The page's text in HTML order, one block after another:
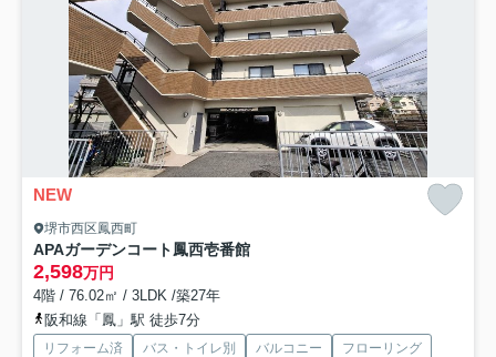
NEW
堺市西区鳳西町
APAガーデンコート鳳西壱番館
2,598万円
4階 / 76.02㎡ / 3LDK /築27年
阪和線「鳳」駅 徒歩7分
リフォーム済 バス・トイレ別 バルコニー
フローリング